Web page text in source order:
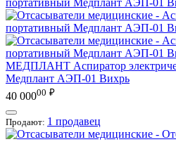
МЕДПЛАНТ Аспиратор
Медплант АЭП-01 Вихрь
40 00000 ₽
Продают: 1 продавец